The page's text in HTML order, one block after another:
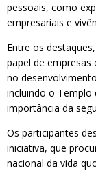
pessoais, como
empresariais e
Entre os
papel de
no
incluindo o Templo
importância da
Os participantes
iniciativa, que
nacional da vida